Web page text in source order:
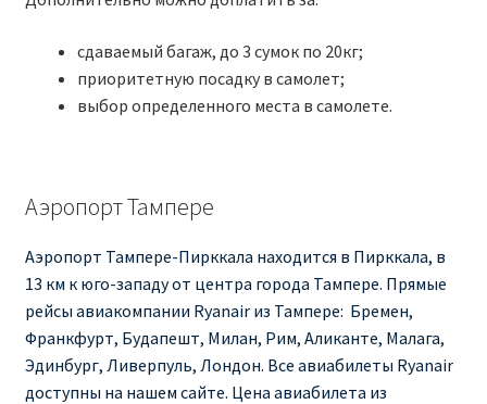
сдаваемый багаж, до 3 сумок по 20кг;
приоритетную посадку в самолет;
выбор определенного места в самолете.
Аэропорт Тампере
Аэропорт Тампере-Пирккала находится в Пирккала, в
13 км к юго-западу от центра города Тампере. Прямые
рейсы авиакомпании Ryanair из Тампере: Бремен,
Франкфурт, Будапешт, Милан, Рим, Аликанте, Малага,
Эдинбург, Ливерпуль, Лондон. Все авиабилеты Ryanair
доступны на нашем сайте. Цена авиабилета из